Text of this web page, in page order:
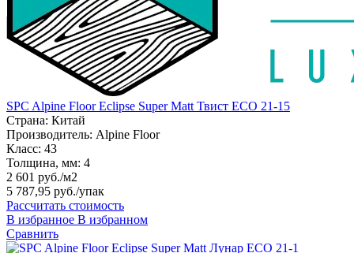
SPC Alpine Floor Eclipse Super Matt Твист ЕСО 21-15
Страна: Китай
Производитель: Alpine Floor
Класс: 43
Толщина, мм: 4
2 601 руб./м2
5 787,95 руб./упак
Рассчитать стоимость
В избранное В избранном
Сравнить